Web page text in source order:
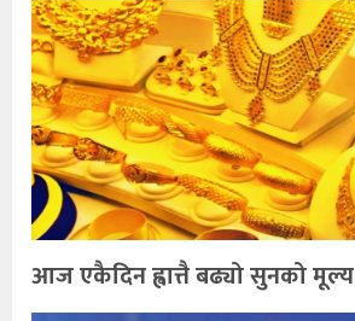
आज एकैदिन ह्वात्तै बढ्यो सुनको मूल्य